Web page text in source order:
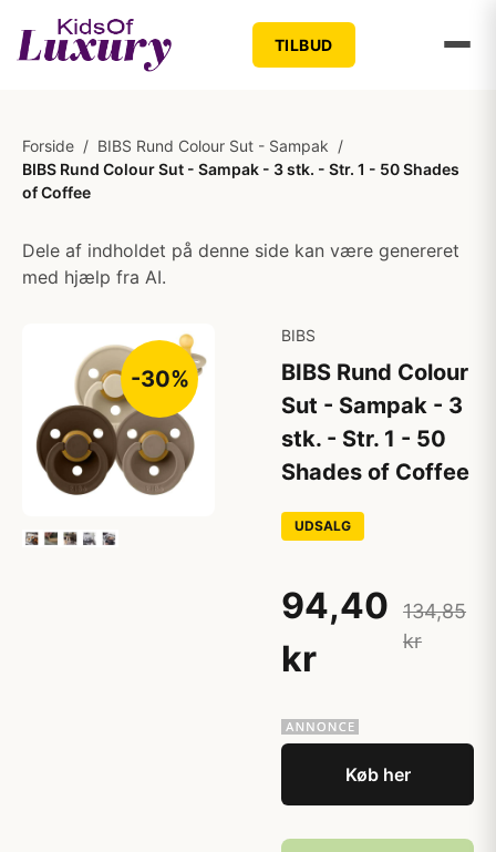
TILBUD
Forside / BIBS Rund Colour Sut - Sampak /
BIBS Rund Colour Sut - Sampak - 3 stk. - Str. 1 - 50 Shades
of Coffee
Dele af indholdet på denne side kan være genereret
med hjælp fra AI.
-30%
BIBS
BIBS Rund Colour
Sut - Sampak - 3
stk. - Str. 1 - 50
Shades of Coffee
UDSALG
94,40
kr
134,85
kr
Køb her